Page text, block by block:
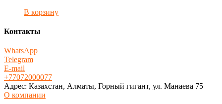
В корзину
Контакты
WhatsApp
Telegram
E-mail
+77072000077
Адрес: Казахстан, Алматы, Горный гигант, ул. Манаева 75
О компании